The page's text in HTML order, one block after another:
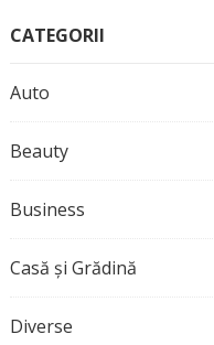
CATEGORII
Auto
Beauty
Business
Casă și Grădină
Diverse